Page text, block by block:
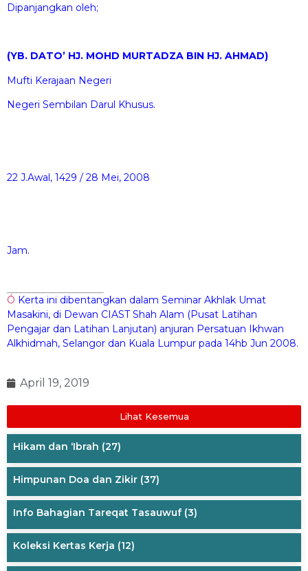
Dipanjangkan oleh;
(YB. DATO’ HJ. MOHD MURTADZA BIN HJ. AHMAD)
Mufti Kerajaan Negeri
Negeri Sembilan Darul Khusus.
22 J.Awal, 1429 / 28 Mei, 2008
Jam.
Ó Kerta ini dibentangkan dalam Seminar Akhlak Umat
Masakini, di Dewan CIAST Shah Alam (Pusat Latihan
Pengajar dan Latihan Lanjutan) anjuran Persatuan Ikhwan
Alkhidmah, Selangor dan Kuala Lumpur pada 14hb Jun 2008.
April 19, 2019
Lihat Kesemua
Hikam dan ‘Ibrah (27)
Himpunan Doa dan Zikir (37)
Info Bahagian Tareqat Tasauwuf(3)
Koleksi Kertas Kerja (12)